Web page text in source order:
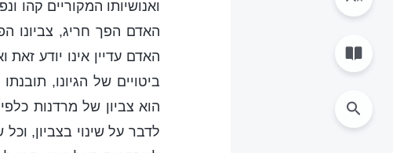
ואנושיותו המקוריים קהו
האדם הפך חריג, צביונו
האדם עדיין אינו יודע
ביטויים של הגיונו,
הוא צביון של מרדנות
לדבר על שינוי בצביון,